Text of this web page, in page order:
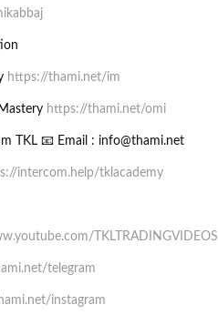
https://thami.net/im
https://thami.net/omi
TKL 📧 Email : info@thami.net
intercom.help/tklacademy
TKLTRADINGVIDEOS
telegram
instagram